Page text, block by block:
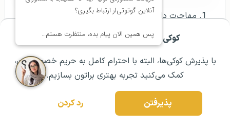
کوکی ها برای تجربه ی بهتر شما هستند!
با پذیرش کوکی‌ها، البته با احترام کامل به حریم خصوصیتون،
کمک می‌کنید تجربه بهتری براتون بسازیم.
پذیرفتن رد کردن
مشــاوره اولیه رایگان: ۰۲۱ ۴۳۰۰۰ ۰۲۱ رزرو مشاوره تخصصی
مهاجرت داروسازان به آلمان
مهاجرت داروسازان به سوئد
مهاجرت داروسازان به آمریکا
مهاجرت برنامه نویسان به خارج
مهاجرت آرایشگران به خارج
مهاجرت کاری مهندسان نفت به خارج